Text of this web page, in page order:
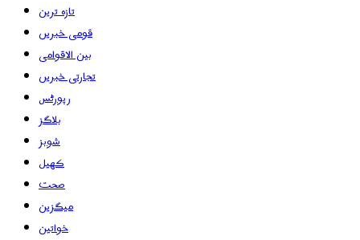
تازہ ترین
قومی خبریں
بین الاقوامی
تجارتی خبریں
رپورٹس
بلاگز
شوبز
کھیل
صحت
میگزین
خواتین